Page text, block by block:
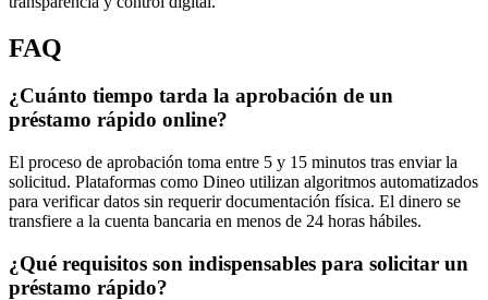
FAQ
¿Cuánto tiempo tarda la aprobación de un
préstamo rápido online?
El proceso de aprobación toma entre 5 y 15 minutos tras enviar la
solicitud. Plataformas como Dineo utilizan algoritmos automatizados
para verificar datos sin requerir documentación física. El dinero se
transfiere a la cuenta bancaria en menos de 24 horas hábiles.
¿Qué requisitos son indispensables para solicitar un
préstamo rápido?